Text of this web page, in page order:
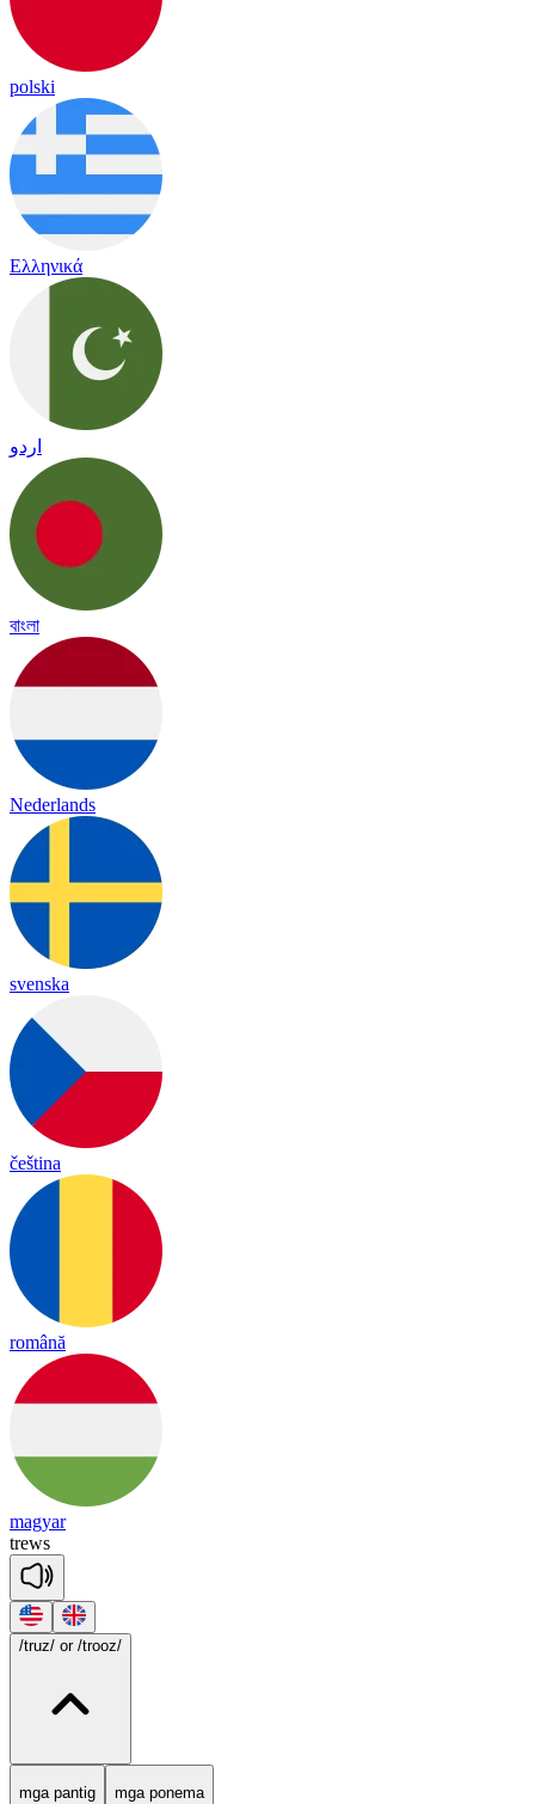
polski
Ελληνικά
اردو
বাংলা
Nederlands
svenska
čeština
română
magyar
trews
/truz/ or /trooz/
mga pantig mga ponema